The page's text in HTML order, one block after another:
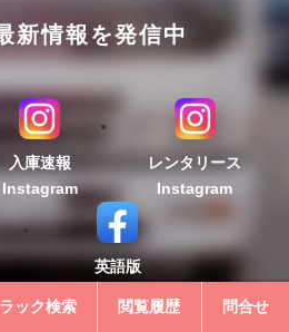
ラック検索 閲覧履歴 問合せ
新情報を発信中
入庫速報
Instagram
レンタリース
Instagram
英語版